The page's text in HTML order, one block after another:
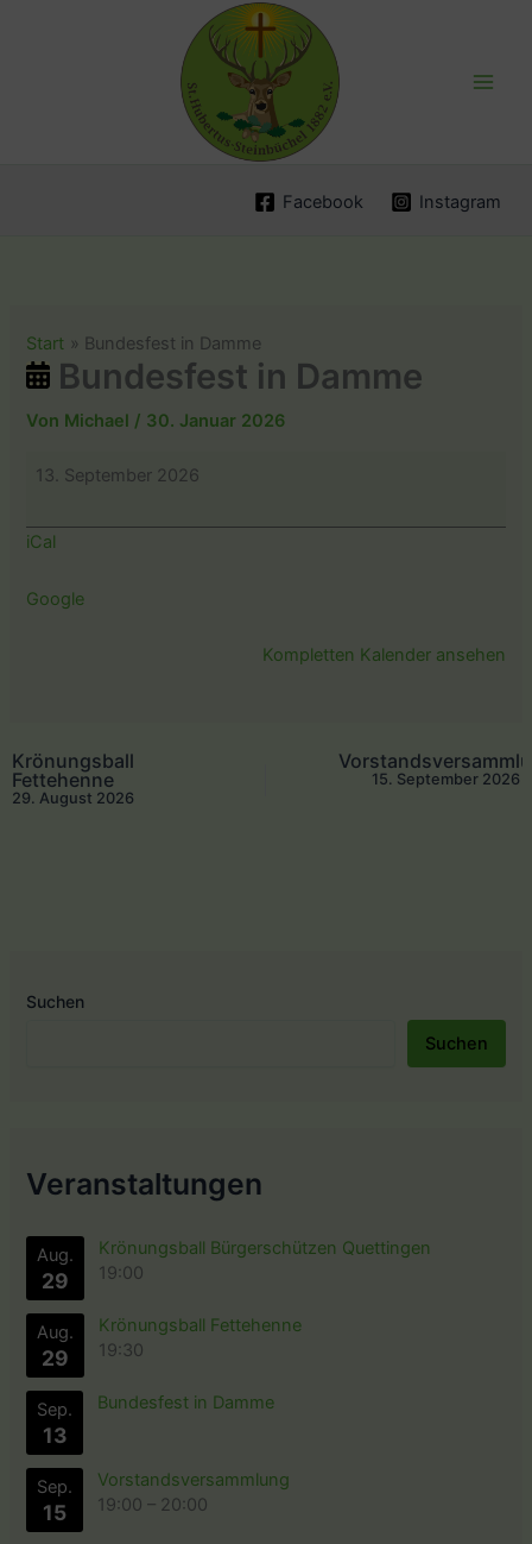
Facebook Instagram
Start Bundesfest in Damme
Bundesfest in Damme
Von Michael / 30. Januar 2026
Bundesfest
Damme
13. September 2026
iCal
Google
Kompletten Kalender ansehen
Krönungsball
Fettehenne
29. August 2026
15. September 2026
Suchen
Suchen
Veranstaltungen
Aug.
29
Krönungsball Bürgerschützen Quettingen
19:00
Aug.
29
Krönungsball Fettehenne
19:30
Sep.
13
Bundesfest in Damme
Sep.
15
Vorstandsversammlung
19:00 – 20:00